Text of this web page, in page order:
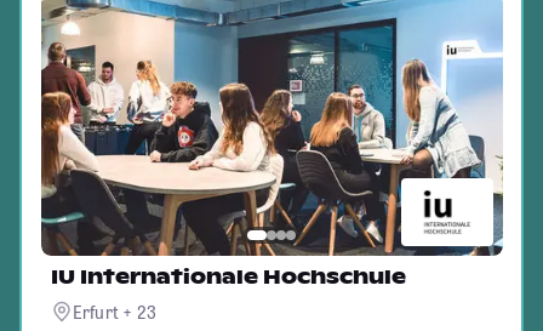
IU Internationale Hochschule
Erfurt + 23